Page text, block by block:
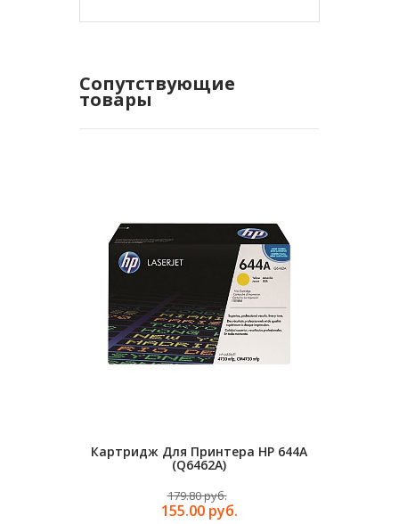
Сопутствующие
товары
Картридж Для Принтера HP 644A
(Q6462A)
179.80 руб.
155.00 руб.